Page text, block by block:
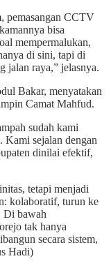
pemasangan CCTV
bisa
mempermalukan,
di sini, tapi di
jalan raya,” jelasnya.
Bakar, menyatakan
Camat Mahfud.
sudah kami
Kami sejalan dengan
dinilai efektif,
tetapi menjadi
kolaboratif, turun ke
Di bawah
tak hanya
secara sistem,
Hadi)